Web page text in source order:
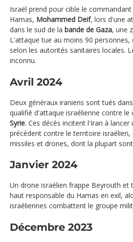
Israël prend pour cible le
Hamas, Mohammed Deif, lors d'une
dans le sud de la bande de Gaza, une
L'attaque tue au moins 90 personnes,
selon les autorités sanitaires locales.
inconnu.
Avril 2024
Deux généraux iraniens sont tués
qualifié d'attaque israélienne contre le
Syrie. Ces décès incitent l'Iran à lancer
précédent contre le territoire israélien,
missiles et drones, dont la plupart
Janvier 2024
Un drone israélien frappe Beyrouth et
haut responsable du Hamas en exil,
israéliennes combattent le groupe
Décembre 2023